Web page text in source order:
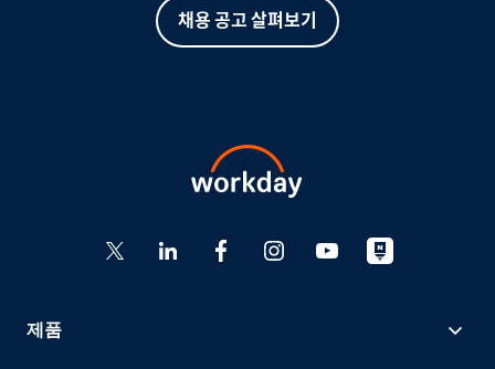
채용 공고 살펴보기
제품